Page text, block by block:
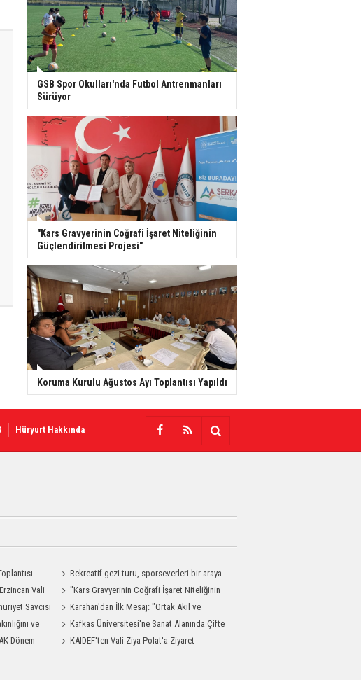
GSB Spor Okulları'nda Futbol Antrenmanları
Sürüyor
"Kars Gravyerinin Coğrafi İşaret Niteliğinin
Güçlendirilmesi Projesi"
Koruma Kurulu Ağustos Ayı Toplantısı Yapıldı
Hüryurt Hakkında
Rekreatif gezi turu, sporseverleri bir araya
getirdi
Vali
"Kars Gravyerinin Coğrafi İşaret Niteliğinin
Güçlendirilmesi Projesi"
Savcısı
Karahan'dan İlk Mesaj: "Ortak Akıl ve
Dayanışmayla Çalışacağız"
ve
Kafkas Üniversitesi'ne Sanat Alanında Çifte
Gurur
Dönem
KAIDEF'ten Vali Ziya Polat'a Ziyaret